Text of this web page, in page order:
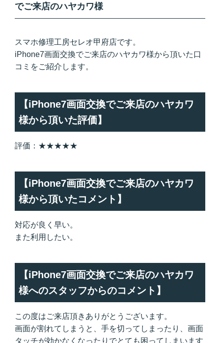
でご来店のハヤカワ様
スマホ修理工房セレオ甲府店です。
iPhone7画面交換でご来店のハヤカワ様から頂いた口
コミをご紹介します。
【iPhone7画面交換でご来店のハヤカワ
様から頂いた評価】
評価：★★★★★
【iPhone7画面交換でご来店のハヤカワ
様から頂いたコメント】
対応が良く早い。
また利用したい。
【iPhone7画面交換でご来店のハヤカワ
様へのスタッフからのコメント】
この度はご来店頂きありがとうございます。
画面が割れてしまうと、手を切ってしまったり、画面
タッチが効かなくなったりでとても困ってしまいます